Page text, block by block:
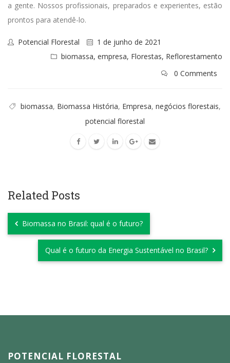
a gente. Nossos profissionais, preparados e experientes, estão
prontos para atendê-lo.
Potencial Florestal
1 de junho de 2021
biomassa, empresa, Florestas, Reflorestamento
0 Comments
biomassa, Biomassa História, Empresa, negócios florestais,
potencial florestal
Related Posts
Biomassa no Brasil: qual é o futuro?
Qual é o futuro da Energia Sustentável no Brasil?
POTENCIAL FLORESTAL